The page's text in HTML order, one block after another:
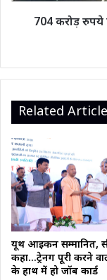
फोरलेन
704 करोड़
Related
यूथ आइकन सम्मानित,
कहा…ट्रेनिंग पूरी करने
के हाथ में हो जॉब कार्ड